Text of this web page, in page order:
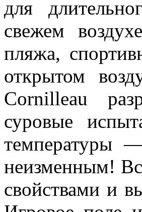
для
свежем
пляжа,
открытом
Cornilleau
суровые
температуры
неизменным!
свойствами и